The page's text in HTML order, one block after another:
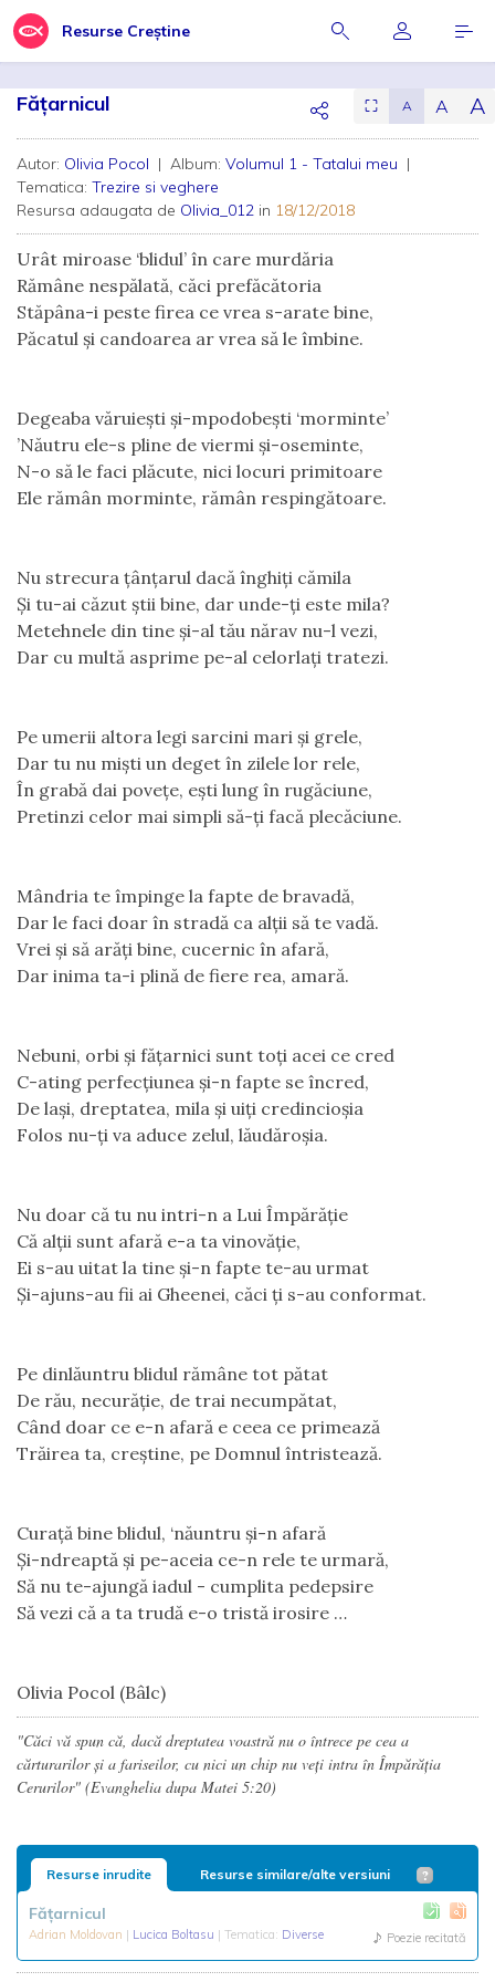
Resurse Creștine
Fățarnicul ⛶ A A A
Autor: Olivia Pocol | Album: Volumul 1 - Tatalui meu |
Tematica: Trezire si veghere
Resursa adaugata de Olivia_012 in 18/12/2018
Urât miroase ‘blidul’ în care murdăria
Rămâne nespălată, căci prefăcătoria
Stăpâna-i peste firea ce vrea s-arate bine,
Păcatul și candoarea ar vrea să le îmbine.
Degeaba văruiești și-mpodobești ‘morminte’
’Năutru ele-s pline de viermi și-oseminte,
N-o să le faci plăcute, nici locuri primitoare
Ele rămân morminte, rămân respingătoare.
Nu strecura țânțarul dacă înghiți cămila
Și tu-ai căzut știi bine, dar unde-ți este mila?
Metehnele din tine și-al tău nărav nu-l vezi,
Dar cu multă asprime pe-al celorlați tratezi.
Pe umerii altora legi sarcini mari și grele,
Dar tu nu miști un deget în zilele lor rele,
În grabă dai povețe, ești lung în rugăciune,
Pretinzi celor mai simpli să-ți facă plecăciune.
Mândria te împinge la fapte de bravadă,
Dar le faci doar în stradă ca alții să te vadă.
Vrei și să arăți bine, cucernic în afară,
Dar inima ta-i plină de fiere rea, amară.
Nebuni, orbi și fățarnici sunt toți acei ce cred
C-ating perfecțiunea și-n fapte se încred,
De lași, dreptatea, mila și uiți credincioşia
Folos nu-ți va aduce zelul, lăudăroșia.
Nu doar că tu nu intri-n a Lui Împărăție
Că alții sunt afară e-a ta vinovăție,
Ei s-au uitat la tine și-n fapte te-au urmat
Și-ajuns-au fii ai Gheenei, căci ți s-au conformat.
Pe dinlăuntru blidul rămâne tot pătat
De rău, necurăție, de trai necumpătat,
Când doar ce e-n afară e ceea ce primează
Trăirea ta, creștine, pe Domnul întristează.
Curață bine blidul, ‘năuntru și-n afară
Și-ndreaptă și pe-aceia ce-n rele te urmară,
Să nu te-ajungă iadul - cumplita pedepsire
Să vezi că a ta trudă e-o tristă irosire …
Olivia Pocol (Bâlc)
"Căci vă spun că, dacă dreptatea voastră nu o întrece pe cea a
cărturarilor şi a fariseilor, cu nici un chip nu veţi intra în Împărăţia
Cerurilor" (Evanghelia dupa Matei 5:20)
Resurse inrudite Resurse similare/alte versiuni
Fățarnicul
Adrian Moldovan | Lucica Boltasu | Tematica: Diverse Poezie recitată